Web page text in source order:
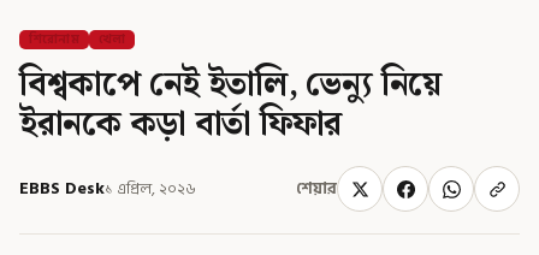
শিরোনাম খেলা
বিশ্বকাপে নেই ইতালি, ভেন্যু নিয়ে
ইরানকে কড়া বার্তা ফিফার
EBBS Desk১ এপ্রিল, ২০২৬ শেয়ার